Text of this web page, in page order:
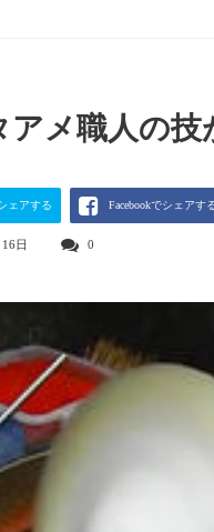
アメ職人の
ェアする Facebookでシェアす
日 0